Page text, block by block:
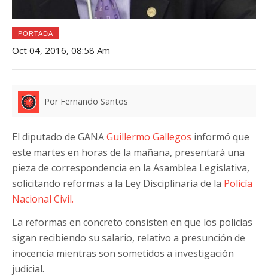
PORTADA
Oct 04, 2016, 08:58 Am
Por Fernando Santos
El diputado de GANAGuillermo Gallegos informó que
este martes en horas de la mañana, presentará una
pieza de correspondencia en la Asamblea Legislativa,
solicitando reformas a la Ley Disciplinaria de la Policía
Nacional Civil.
La reformas en concreto consisten en que los policías
sigan recibiendo su salario, relativo a presunción de
inocencia mientras son sometidos a investigación
judicial.